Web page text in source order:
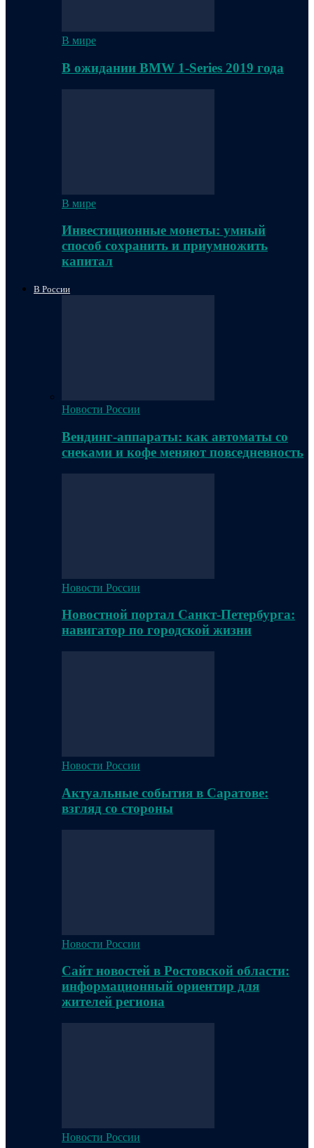
В мире
В ожидании BMW 1-Series 2019 года
В мире
Инвестиционные монеты: умный
способ сохранить и приумножить
капитал
В России
Новости России
Вендинг-аппараты: как автоматы со
снеками и кофе меняют повседневность
Новости России
Новостной портал Санкт-Петербурга:
навигатор по городской жизни
Новости России
Актуальные события в Саратове:
взгляд со стороны
Новости России
Сайт новостей в Ростовской области:
информационный ориентир для
жителей региона
Новости России